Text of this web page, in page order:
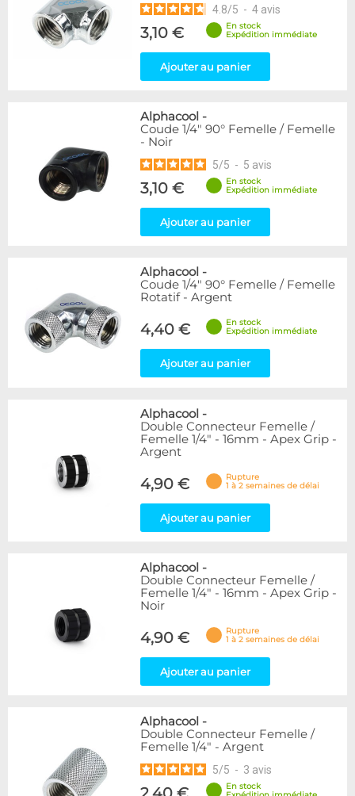
4.8/5 - 4 avis
3,10 €
En stock
Expédition immédiate
Ajouter au panier
Alphacool -
Coude 1/4" 90° Femelle / Femelle
- Noir
5/5 - 5 avis
3,10 €
En stock
Expédition immédiate
Ajouter au panier
Alphacool -
Coude 1/4" 90° Femelle / Femelle
Rotatif - Argent
4,40 €
En stock
Expédition immédiate
Ajouter au panier
Alphacool -
Double Connecteur Femelle /
Femelle 1/4" - 16mm - Apex Grip -
Argent
4,90 €
Rupture
1 à 2 semaines de délai
Ajouter au panier
Alphacool -
Double Connecteur Femelle /
Femelle 1/4" - 16mm - Apex Grip -
Noir
4,90 €
Rupture
1 à 2 semaines de délai
Ajouter au panier
Alphacool -
Double Connecteur Femelle /
Femelle 1/4" - Argent
5/5 - 3 avis
En stock